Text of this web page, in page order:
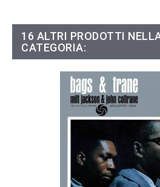
16 ALTRI PRODOTTI
CATEGORIA: